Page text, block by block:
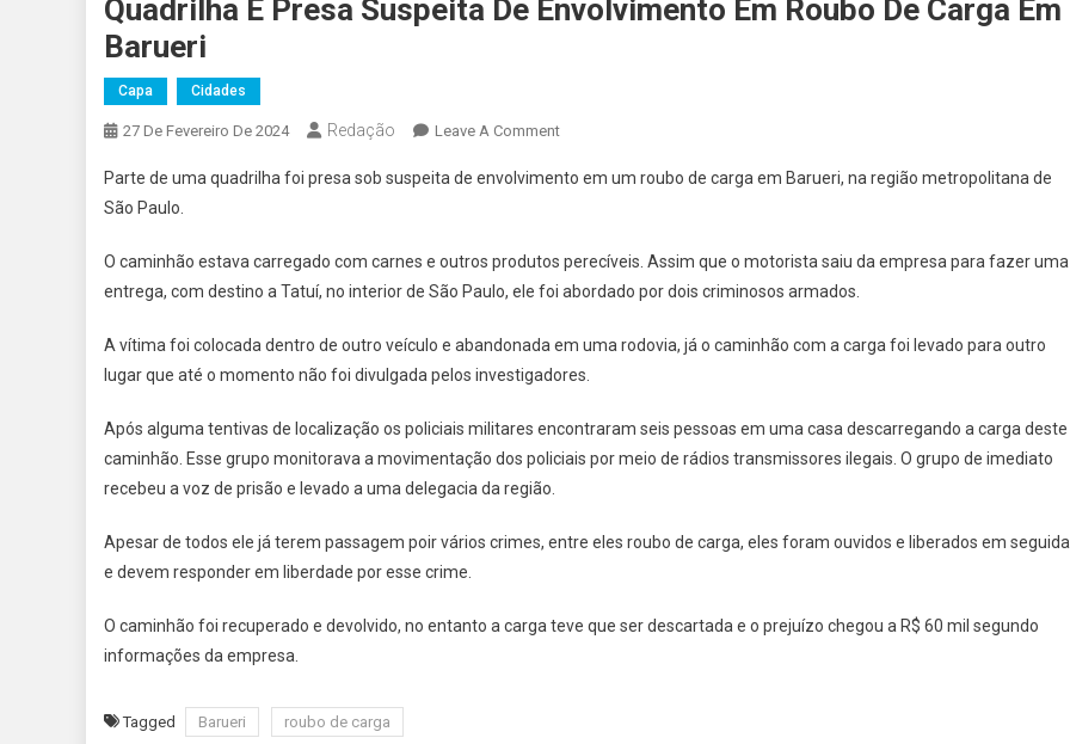
Quadrilha É Presa Suspeita De Envolvimento Em Roubo De Carga Em
Barueri
Capa Cidades
27 De Fevereiro De 2024 Redação Leave A CommentOn
É
De
Envolvimento
Roubo
De
Em
Barueri
Parte de uma quadrilha foi presa sob suspeita de envolvimento em um roubo de carga em Barueri, na região metropolitana de
São Paulo.
O caminhão estava carregado com carnes e outros produtos perecíveis. Assim que o motorista saiu da empresa para fazer uma
entrega, com destino a Tatuí, no interior de São Paulo, ele foi abordado por dois criminosos armados.
A vítima foi colocada dentro de outro veículo e abandonada em uma rodovia, já o caminhão com a carga foi levado para outro
lugar que até o momento não foi divulgada pelos investigadores.
Após alguma tentivas de localização os policiais militares encontraram seis pessoas em uma casa descarregando a carga deste
caminhão. Esse grupo monitorava a movimentação dos policiais por meio de rádios transmissores ilegais. O grupo de imediato
recebeu a voz de prisão e levado a uma delegacia da região.
Apesar de todos ele já terem passagem poir vários crimes, entre eles roubo de carga, eles foram ouvidos e liberados em seguida
e devem responder em liberdade por esse crime.
O caminhão foi recuperado e devolvido, no entanto a carga teve que ser descartada e o prejuízo chegou a R$ 60 mil segundo
informações da empresa.
Tagged Barueri roubo de carga